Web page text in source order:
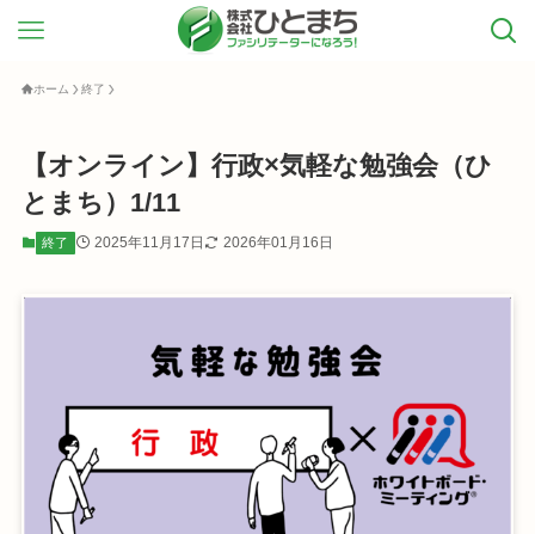
ホーム 終了
【オンライン】行政×気軽な勉強会（ひ
とまち）1/11
終了 2025年11月17日 2026年01月16日